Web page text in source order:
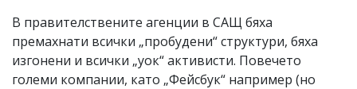
В правителствените агенции в САЩ бяха
премахнати всички „пробудени“ структури, бяха
изгонени и всички „уок“ активисти. Повечето
големи компании, като „Фейсбук“ например (но